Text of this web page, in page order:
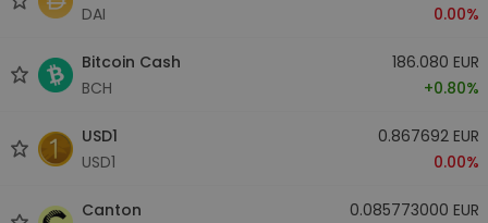
DAI
0.00%
Bitcoin Cash
BCH
186.080 EUR
+0.80%
USD1
USD1
0.867692 EUR
0.00%
Canton
0.085773000 EUR